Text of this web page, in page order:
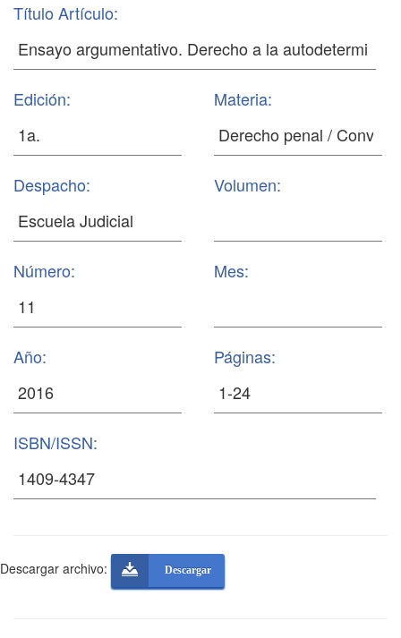
Título Artículo:
Edición: Materia:
Despacho: Volumen:
Número: Mes:
Año: Páginas:
ISBN/ISSN:
Descargar archivo: Descargar